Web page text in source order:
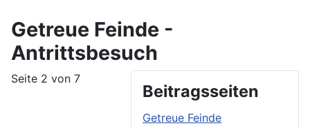
Getreue Feinde -
Antrittsbesuch
Beitragsseiten
Getreue Feinde
Seite 2 von 7